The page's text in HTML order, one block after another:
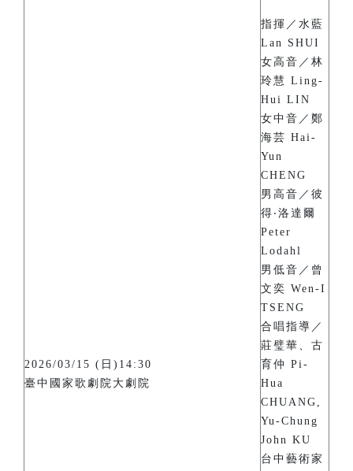
2026/03/15 (日)14:30
臺中國家歌劇院大劇院
指揮／水藍
Lan SHUI
女高音／林
玲慧 Ling-
Hui LIN
女中音／鄭
海芸 Hai-
Yun
CHENG
男高音／彼
得‧洛達爾
Peter
Lodahl
男低音／曾
文奕 Wen-I
TSENG
合唱指導／
莊璧華、古
育仲 Pi-
Hua
CHUANG,
Yu-Chung
John KU
台中藝術家